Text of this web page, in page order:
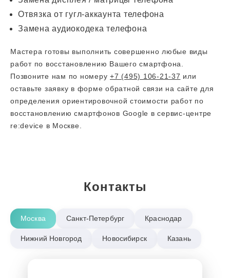
Отвязка от гугл-аккаунта телефона
Замена аудиокодека телефона
Мастера готовы выполнить совершенно любые виды
работ по восстановлению Вашего смартфона.
Позвоните нам по номеру +7 (495) 106-21-37 или
оставьте заявку в форме обратной связи на сайте для
определения ориентировочной стоимости работ по
восстановлению смартфонов Google в сервис-центре
re:device в Москве.
Контакты
Москва Санкт-Петербург Краснодар
Нижний Новгород Новосибирск Казань